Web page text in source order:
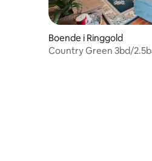
Boende i Ringgold
Country Green 3bd/